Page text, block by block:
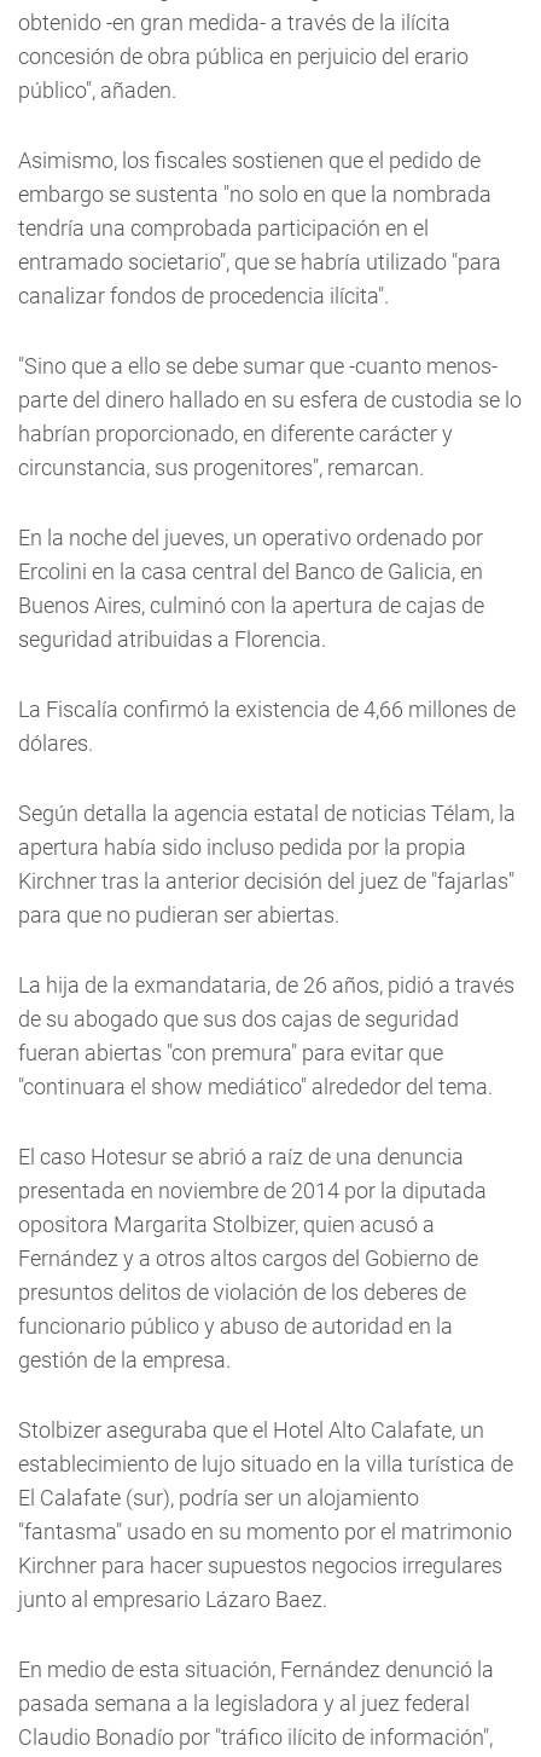
obtenido -en gran medida- a través de la ilícita
concesión de obra pública en perjuicio del erario
público", añaden.
Asimismo, los fiscales sostienen que el pedido de
embargo se sustenta "no solo en que la nombrada
tendría una comprobada participación en el
entramado societario", que se habría utilizado "para
canalizar fondos de procedencia ilícita".
"Sino que a ello se debe sumar que -cuanto menos-
parte del dinero hallado en su esfera de custodia se lo
habrían proporcionado, en diferente carácter y
circunstancia, sus progenitores", remarcan.
En la noche del jueves, un operativo ordenado por
Ercolini en la casa central del Banco de Galicia, en
Buenos Aires, culminó con la apertura de cajas de
seguridad atribuidas a Florencia.
La Fiscalía confirmó la existencia de 4,66 millones de
dólares.
Según detalla la agencia estatal de noticias Télam, la
apertura había sido incluso pedida por la propia
Kirchner tras la anterior decisión del juez de "fajarlas"
para que no pudieran ser abiertas.
La hija de la exmandataria, de 26 años, pidió a través
de su abogado que sus dos cajas de seguridad
fueran abiertas "con premura" para evitar que
"continuara el show mediático" alrededor del tema.
El caso Hotesur se abrió a raíz de una denuncia
presentada en noviembre de 2014 por la diputada
opositora Margarita Stolbizer, quien acusó a
Fernández y a otros altos cargos del Gobierno de
presuntos delitos de violación de los deberes de
funcionario público y abuso de autoridad en la
gestión de la empresa.
Stolbizer aseguraba que el Hotel Alto Calafate, un
establecimiento de lujo situado en la villa turística de
El Calafate (sur), podría ser un alojamiento
"fantasma" usado en su momento por el matrimonio
Kirchner para hacer supuestos negocios irregulares
junto al empresario Lázaro Baez.
En medio de esta situación, Fernández denunció la
pasada semana a la legisladora y al juez federal
Claudio Bonadío por "tráfico ilícito de información",